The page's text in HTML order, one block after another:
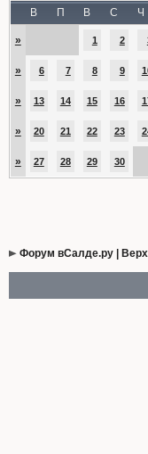
В П В С Ч
» 1 2
» 6 7 8 9
» 13 14 15 16
» 20 21 22 23
» 27 28 29 30
Форум вСалде.ру |